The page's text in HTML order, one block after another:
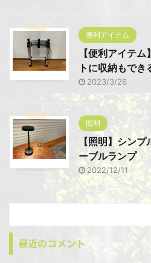
便利アイテム
【便利アイテ
トに収納もでき
2023/3/26
照明
【照明】シン
ーブルランプ
2022/12/11
最近のコメント